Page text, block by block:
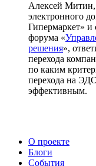
Алексей Митин,
электронного
Гипермаркет» и
форума «
решения»,
перехода
по каким
перехода на
эффективным.
О проекте
Блоги
События